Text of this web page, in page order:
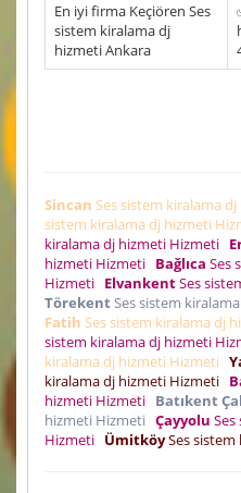
En iyi firma Keçiören Ses
sistem kiralama dj
hizmeti Ankara
Sincan Ses sistem kiralama
sistem kiralama dj hizmeti
kiralama dj hizmeti Hizmeti
hizmeti Hizmeti Bağlıca Ses
Hizmeti ElvankentSes
Törekent Ses sistem
Fatih Ses sistem kiralama dj
sistem kiralama dj hizmeti
kiralama dj hizmeti Hizmeti
kiralama dj hizmeti Hizmeti
hizmeti Hizmeti Batıkent
hizmeti Hizmeti Çayyolu
Hizmeti ÜmitköySes sistem